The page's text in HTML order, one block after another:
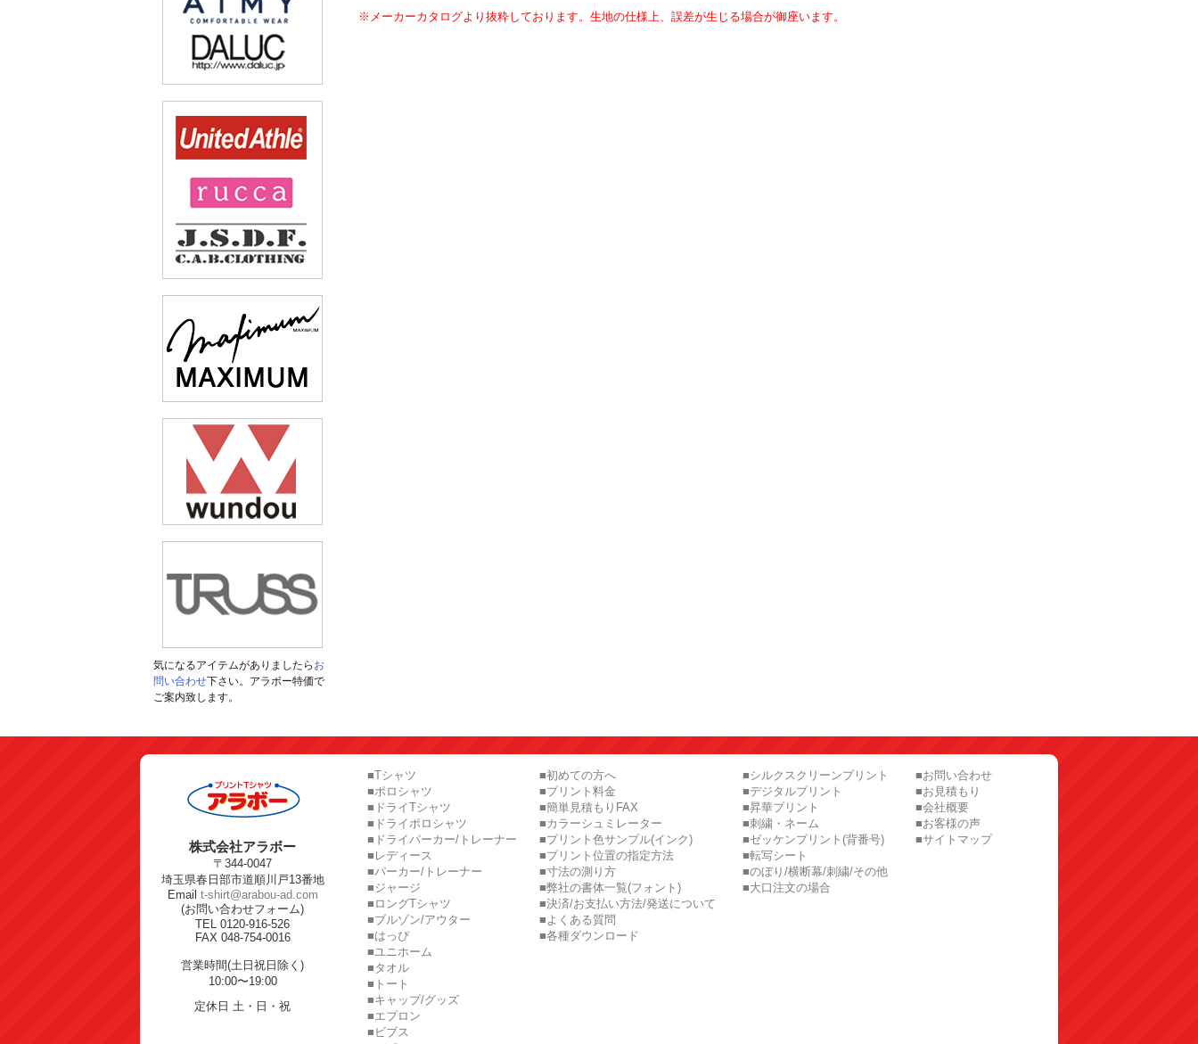
気になるアイテムがありましたら お
問い合わせ下さい。アラボー特価で
ご案内致します。
※メーカーカタログより抜粋しております。生地の仕様上、誤差が生じる場合が御座います。
株式会社アラボー
〒344-0047
埼玉県春日部市道順川戸13番地
Email t-shirt@arabou-ad.com
(お問い合わせフォーム)
TEL 0120-916-526
FAX 048-754-0016
営業時間(土日祝日除く)
10:00〜19:00
定休日 土・日・祝
■Tシャツ
■ポロシャツ
■ドライTシャツ
■ドライポロシャツ
■ドライパーカー/トレーナー
■レディース
■パーカー/トレーナー
■ジャージ
■ロングTシャツ
■ブルゾン/アウター
■はっぴ
■ユニホーム
■タオル
■トート
■キャップ/グッズ
■エプロン
■ビブス
■初めての方へ
■プリント料金
■簡単見積もりFAX
■カラーシュミレーター
■プリント色サンプル(インク)
■プリント位置の指定方法
■寸法の測り方
■弊社の書体一覧(フォント)
■決済/お支払い方法/発送について
■よくある質問
■各種ダウンロード
■シルクスクリーンプリント
■デジタルプリント
■昇華プリント
■刺繍・ネーム
■ゼッケンプリント(背番号)
■転写シート
■のぼり/横断幕/刺繍/その他
■大口注文の場合
■お問い合わせ
■お見積もり
■会社概要
■お客様の声
■サイトマップ